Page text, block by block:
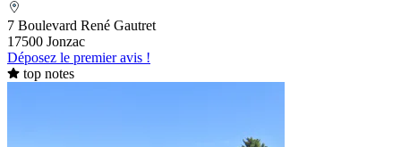
7 Boulevard René Gautret
17500 Jonzac
Déposez le premier avis !
top notes